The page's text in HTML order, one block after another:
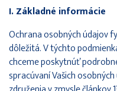
I. Základné informácie
Ochrana osobných údajov
dôležitá. V týchto
chceme poskytnúť
spracúvaní Vašich